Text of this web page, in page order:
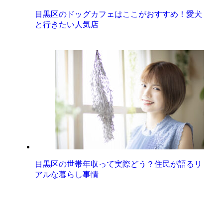
目黒区のドッグカフェはここがおすすめ！愛犬
と行きたい人気店
目黒区の世帯年収って実際どう？住民が語るリ
アルな暮らし事情